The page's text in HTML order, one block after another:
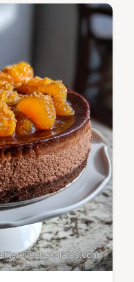
de
cuit au four,
Lalliance